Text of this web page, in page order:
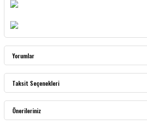
Yorumlar
Bu ürüne ilk yorumu siz yapın!
Taksit Seçenekleri
Önerileriniz